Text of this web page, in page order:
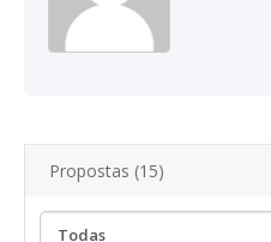
Propostas (15)